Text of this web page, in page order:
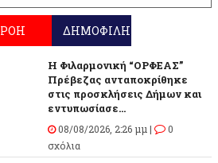
ΡΟΗ ΔΗΜΟΦΙΛΗ
Η Φιλαρμονική “ΟΡΦΕΑΣ”
Πρέβεζας ανταποκρίθηκε
στις προσκλήσεις Δήμων και
εντυπωσίασε...
08/08/2026, 2:26 μμ |
0
σχόλια